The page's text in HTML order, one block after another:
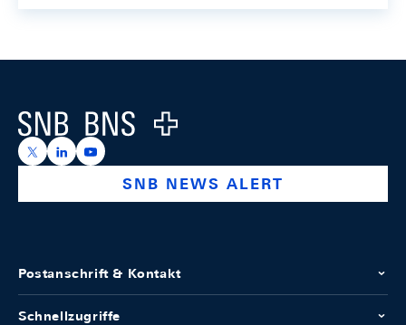
Logo
https://x.com/snb_bns
https://ch.linkedin.com/company/swiss-national-
https://www.youtube.com/@swissnationalbank
SNB NEWS ALERT
Postanschrift & Kontakt
Schnellzugriffe